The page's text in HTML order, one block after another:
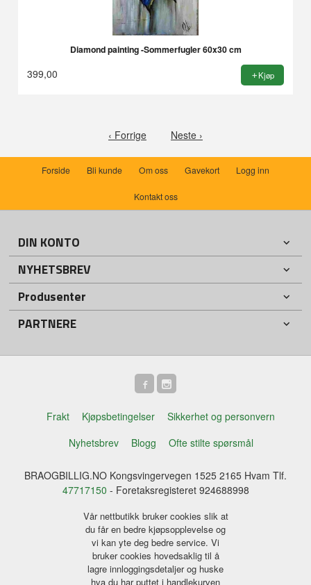
Diamond painting -Sommerfugler 60x30 cm
399,00 Kjøp
‹ Forrige Neste ›
Forside Bli kunde Om oss Gavekort Logg inn
Kontakt oss
DIN KONTO
NYHETSBREV
Produsenter
PARTNERE
Frakt Kjøpsbetingelser
Sikkerhet og personvern
Nyhetsbrev
Blogg Ofte stilte spørsmål
BRAOGBILLIG.NO Kongsvingervegen 1525 2165 Hvam Tlf.
47717150 - Foretaksregisteret 924688998
Vår nettbutikk bruker cookies slik at
du får en bedre kjøpsopplevelse og
vi kan yte deg bedre service. Vi
bruker cookies hovedsaklig til å
lagre innloggingsdetaljer og huske
hva du har puttet i handlekurven